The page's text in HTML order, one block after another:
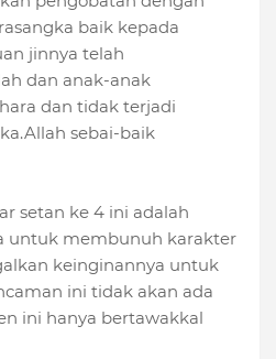
baik kepada
jinnya telah
dan anak-anak
dan tidak terjadi
sebai-baik
setan ke 4 ini adalah
untuk membunuh karakter
keinginannya untuk
ini tidak akan ada
ini hanya bertawakkal